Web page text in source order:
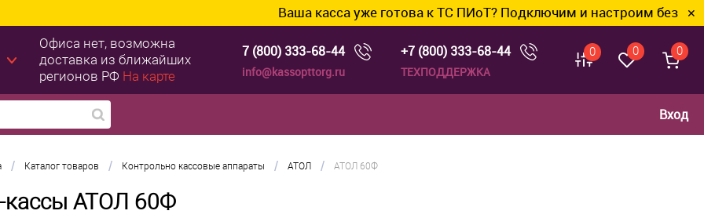
Ваша касса уже готова к ТС ПИоТ? Подключим и настроим без лишних✕
Офиса нет, возможна
доставка из ближайших
регионов РФ На карте
7 (800) 333-68-44
info@kassopttorg.ru
+7 (800) 333-68-44
ТЕХПОДДЕРЖКА
0 0 0
Вход
/ Каталог товаров / Контрольно кассовые аппараты / АТОЛ / АТОЛ 60Ф
кассы АТОЛ 60Ф